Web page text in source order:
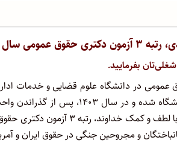
سال ۱۴۰۵
بفرمایید.
آزمون سراسری و به صورت کارشناسی ارشد پیوسته
حقوق عمومی، تحصیل در مقطع کارشناسی ارشد
و مجروحین جنگی در حقوق ایران و